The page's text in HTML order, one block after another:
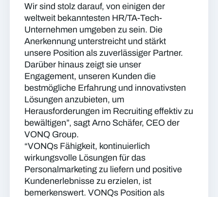
Wir sind stolz darauf, von einigen der
weltweit bekanntesten HR/TA-Tech-
Unternehmen umgeben zu sein. Die
Anerkennung unterstreicht und stärkt
unsere Position als zuverlässiger Partner.
Darüber hinaus zeigt sie unser
Engagement, unseren Kunden die
bestmögliche Erfahrung und innovativsten
Lösungen anzubieten, um
Herausforderungen im Recruiting effektiv zu
bewältigen”, sagt Arno Schäfer, CEO der
VONQ Group.
“VONQs Fähigkeit, kontinuierlich
wirkungsvolle Lösungen für das
Personalmarketing zu liefern und positive
Kundenerlebnisse zu erzielen, ist
bemerkenswert. VONQs Position als